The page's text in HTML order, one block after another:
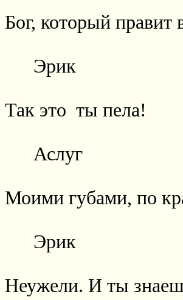
Бог, который
Эрик
Так это ты пела!
Аслуг
Моими губами, по
Эрик
Неужели. И ты